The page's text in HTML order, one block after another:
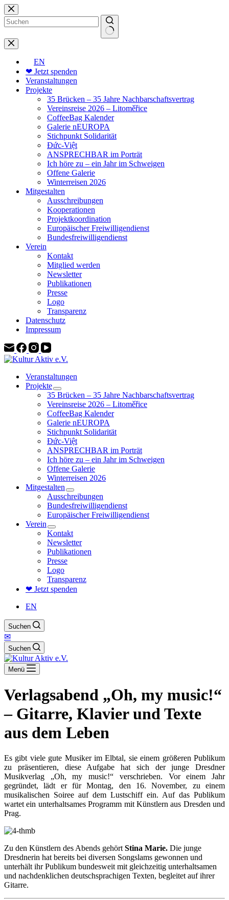
Zum
Inhalt
springen
Keine
Ergebnisse
EN
❤ Jetzt spenden
Veranstaltungen
Projekte
35 Brücken – 35 Jahre Nachbarschaftsvertrag
Vereinsreise 2026 – Litoměřice
CoffeeBag Kalender
Galerie nEUROPA
Stichpunkt Solidarität
Đức-Việt
ANSPRECHBAR im Porträt
Ich höre zu – ein Jahr im Schweigen
Offene Galerie
Winterreisen 2026
Mitgestalten
Ausschreibungen
Kooperationen
Projektkoordination
Europäischer Freiwilligendienst
Bundesfreiwilligendienst
Verein
Kontakt
Mitglied werden
Newsletter
Publikationen
Presse
Logo
Transparenz
Datenschutz
Impressum
Veranstaltungen
Projekte
35 Brücken – 35 Jahre Nachbarschaftsvertrag
Vereinsreise 2026 – Litoměřice
CoffeeBag Kalender
Galerie nEUROPA
Stichpunkt Solidarität
Đức-Việt
ANSPRECHBAR im Porträt
Ich höre zu – ein Jahr im Schweigen
Offene Galerie
Winterreisen 2026
Mitgestalten
Ausschreibungen
Bundesfreiwilligendienst
Europäischer Freiwilligendienst
Verein
Kontakt
Newsletter
Publikationen
Presse
Logo
Transparenz
❤ Jetzt spenden
EN
Suchen
✉
Suchen
Menü
Verlagsabend „Oh, my music!“
– Gitarre, Klavier und Texte
aus dem Leben
Es gibt viele gute Musiker im Elbtal, sie einem größeren Publikum
zu präsentieren, diese Aufgabe hat sich der junge Dresdner
Musikverlag „Oh, my music!“ verschrieben. Vor einem Jahr
gegründet, lädt er für Montag, den 16. November, zu einem
musikalischen Soiree auf dem Lustschiff ein. Auf das Publikum
wartet ein unterhaltsames Programm mit Künstlern aus Dresden und
Prag.
Zu den Künstlern des Abends gehört Stina Marie. Die junge
Dresdnerin hat bereits bei diversen Songslams gewonnen und
unterhält ihr Publikum bundesweit mit gleichzeitig unterhaltsamen
und nachdenklichen deutschsprachigen Texten, begleitet auf ihrer
Gitarre.